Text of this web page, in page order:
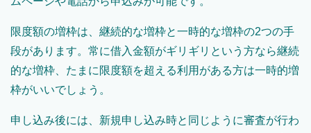
限度額の増枠は、継続的な増枠と一時的な増枠の2つの手
段があります。常に借入金額がギリギリという方なら継続
的な増枠、たまに限度額を超える利用がある方は一時的増
枠がいいでしょう。
申し込み後には、新規申し込み時と同じように審査が行わ